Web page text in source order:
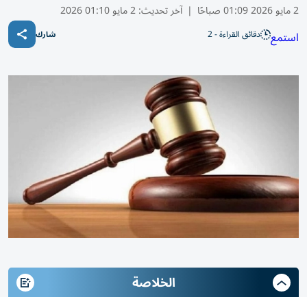
2 مايو 2026 01:09 صباحًا | آخر تحديث:2 مايو 01:10 2026
استمع دقائق القراءة - 2 شارك
الخلاصة